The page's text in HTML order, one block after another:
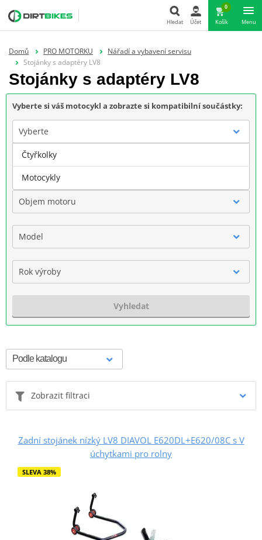
Hledat Účet
0
Košík Menu
Domů PRO MOTORKU
Nářadí a vybavení servisu
Stojánky s adaptéry LV8
Stojánky s adaptéry LV8
Vyberte si váš motocykl a zobrazte si kompatibilní součástky:
Vyberte
Značka
Objem motoru
Model
Rok výroby
Vyhledat
Zobrazit filtraci
Zadní stojánek nízký LV8 DIAVOL E620DL+E620/08C s V
úchytkami pro rolny
SLEVA 38%
Čtyřkolky
Motocykly